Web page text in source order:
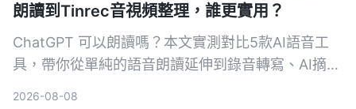
朗讀到Tinrec音視頻整理，誰更實用？
ChatGPT 可以朗讀嗎？本文實測對比5款AI語音工
具，帶你從單純的語音朗讀延伸到錄音轉寫、AI摘要
2026-08-08